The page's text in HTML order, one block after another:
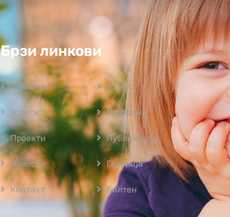
Брзи линкови
Почетна За нас
Услуги Програмa
Проекти Публикации
Новости Галерија
Контакт Билтен